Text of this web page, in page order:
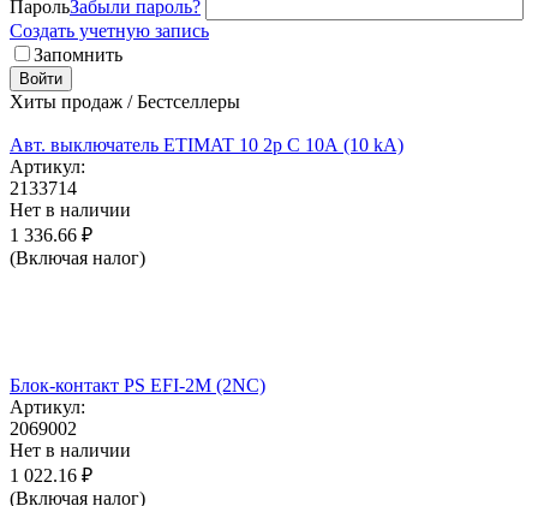
ПарольЗабыли пароль?
Создать учетную запись
Запомнить
Войти
Хиты продаж / Бестселлеры
Авт. выключатель ETIMAT 10 2p C 10А (10 kA)
Артикул:
2133714
Нет в наличии
1 336.66 ₽
(Включая налог)
Блок-контакт PS EFI-2M (2NC)
Артикул:
2069002
Нет в наличии
1 022.16 ₽
(Включая налог)